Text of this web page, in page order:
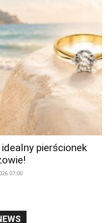
pierścionek
07:00